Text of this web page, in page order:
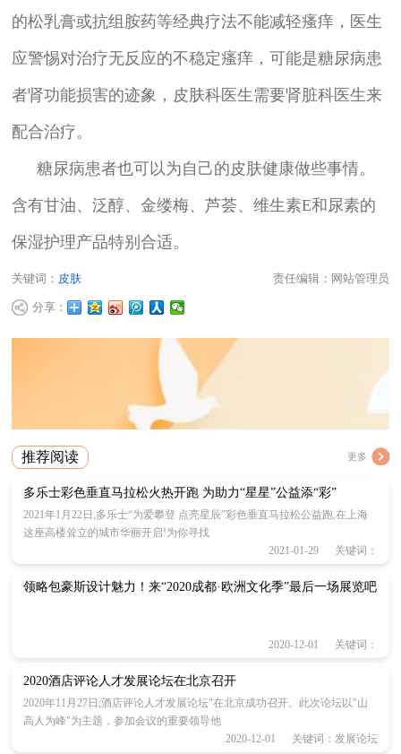
的松乳膏或抗组胺药等经典疗法不能减轻瘙痒，医生
应警惕对治疗无反应的不稳定瘙痒，可能是糖尿病患
者肾功能损害的迹象，皮肤科医生需要肾脏科医生来
配合治疗。
糖尿病患者也可以为自己的皮肤健康做些事情。
含有甘油、泛醇、金缕梅、芦荟、维生素E和尿素的
保湿护理产品特别合适。
关键词： 皮肤 责任编辑：网站管理员
分享：
推荐阅读 更多
多乐士彩色垂直马拉松火热开跑 为助力“星星”公益添“彩”
2021年1月22日,多乐士“为爱攀登 点亮星辰”彩色垂直马拉松公益跑,在上海
这座高楼耸立的城市华丽开启!为你寻找
2021-01-29 关键词：
领略包豪斯设计魅力！来“2020成都·欧洲文化季”最后一场展览吧
2020-12-01 关键词：
2020酒店评论人才发展论坛在北京召开
2020年11月27日;酒店评论人才发展论坛"在北京成功召开。此次论坛以"山
高人为峰"为主题，参加会议的重要领导他
2020-12-01 关键词：发展论坛